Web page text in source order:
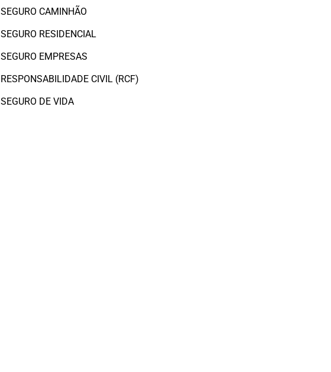
SEGURO CAMINHÃO
SEGURO RESIDENCIAL
SEGURO EMPRESAS
RESPONSABILIDADE CIVIL (RCF)
SEGURO DE VIDA